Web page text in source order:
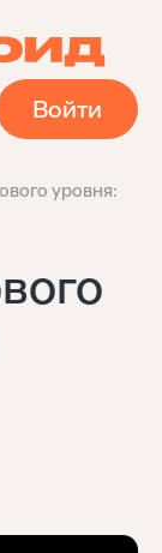
Войти
уровня: